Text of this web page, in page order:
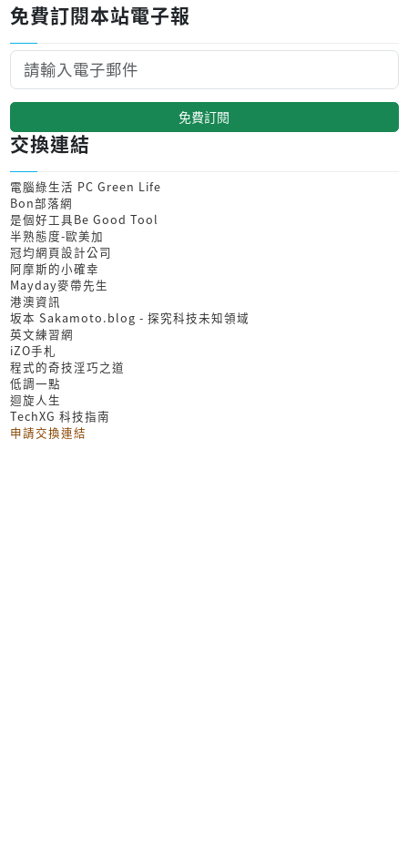
免費訂閱本站電子報
免費訂閱
交換連結
電腦綠生活 PC Green Life
Bon部落網
是個好工具Be Good Tool
半熟態度-歐美加
冠均網頁設計公司
阿摩斯的小確幸
Mayday麥帶先生
港澳資訊
坂本 Sakamoto.blog - 探究科技未知領域
英文練習網
iZO手札
程式的奇技淫巧之道
低調一點
迴旋人生
TechXG 科技指南
申請交換連結